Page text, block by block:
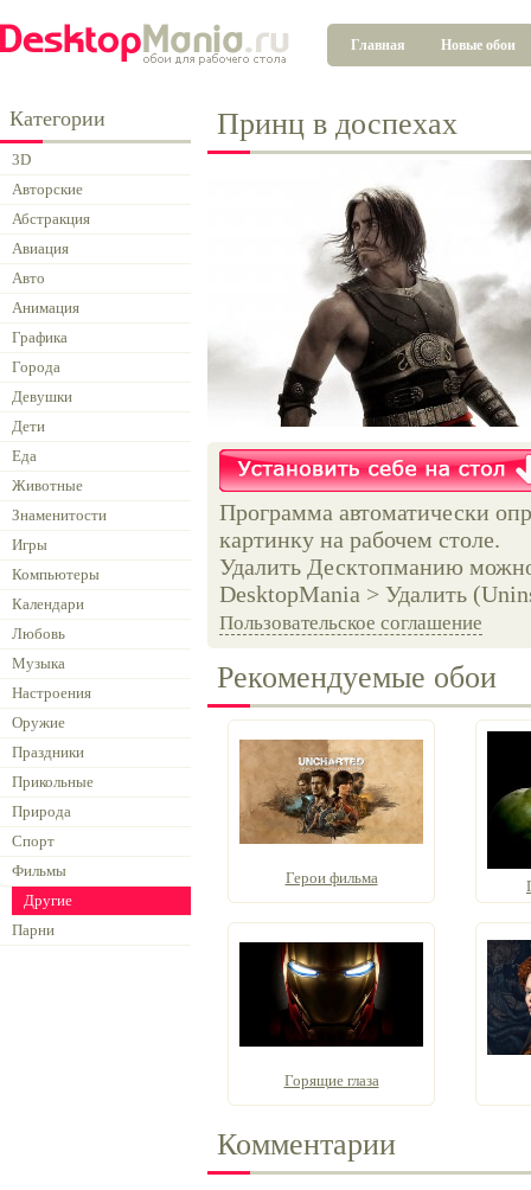
Главная Новые обои
Категории
3D
Авторские
Абстракция
Авиация
Авто
Анимация
Графика
Города
Девушки
Дети
Еда
Животные
Знаменитости
Игры
Компьютеры
Календари
Любовь
Музыка
Настроения
Оружие
Праздники
Прикольные
Природа
Спорт
Фильмы
Другие
Парни
Принц в доспехах
Программа автоматически
картинку на рабочем столе.
Удалить Десктопманию
DesktopMania > Удалить
Пользовательское соглашение
Рекомендуемые обои
Герои фильма
Горящие глаза
Комментарии